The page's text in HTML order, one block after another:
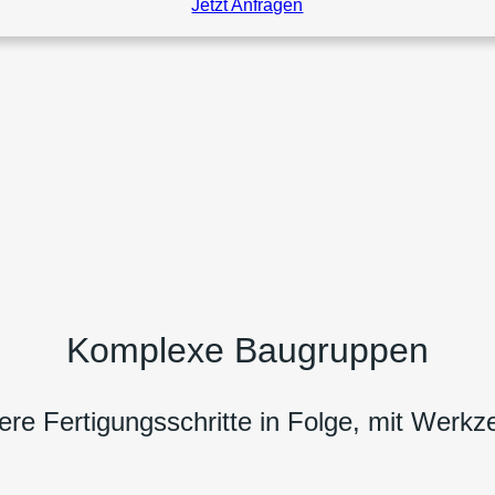
Jetzt Anfragen
Komplexe Baugruppen
Fertigungsschritte in Folge, mit